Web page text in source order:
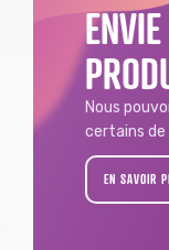
Nous
certains de
EN SAVOIR